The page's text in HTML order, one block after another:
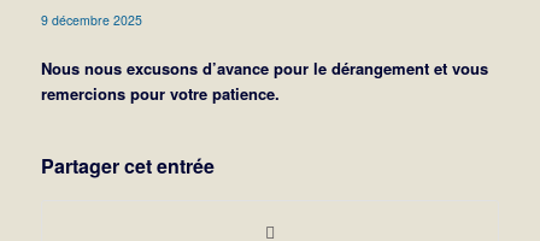
9 décembre 2025
Nous nous excusons d’avance pour le dérangement et vous
remercions pour votre patience.
Partager cet entrée